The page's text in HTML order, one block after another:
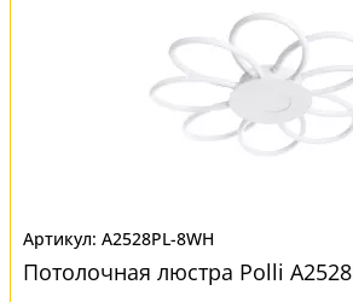
A2528PL-8WH
Потолочная люстра Polli